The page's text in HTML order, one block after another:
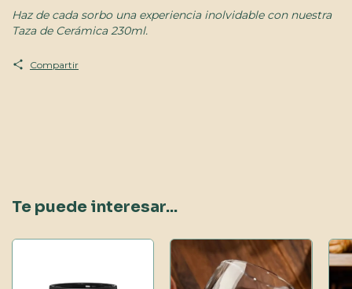
Haz de cada sorbo una experiencia inolvidable con nuestra
Taza de Cerámica 230ml.
Compartir
Te puede interesar...